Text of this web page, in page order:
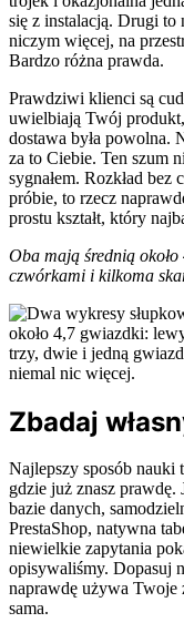
się z instalacją. Drugi to
niczym więcej, na
Bardzo różna prawda.
Prawdziwi klienci są
uwielbiają Twój
dostawa była powolna.
za to Ciebie. Ten szum
sygnałem. Rozkład
próbie, to rzecz
prostu kształt, który
Oba mają średnią
czwórkami i kilkoma
Zbadaj
Najlepszy sposób nauki
gdzie już znasz prawdę.
bazie danych,
PrestaShop, natywna
niewielkie zapytania
opisywaliśmy. Dopasuj
naprawdę używa Twoje
sama.